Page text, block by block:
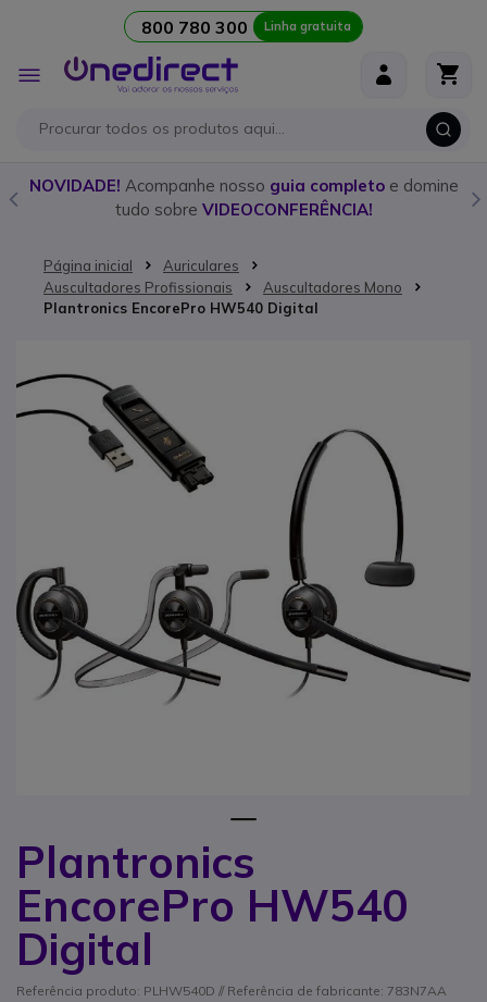
800 780 300 Linha gratuita
Alternar
Nav
NOVIDADE! Acompanhe nosso guia completoe domine
tudo sobre VIDEOCONFERÊNCIA!
Página inicial
Auriculares
Auscultadores Profissionais
Auscultadores Mono
Plantronics EncorePro HW540 Digital
Plantronics
EncorePro HW540
Digital
Referência produto: PLHW540D // Referência de fabricante: 783N7AA
Saltar para o início da Galeria de imagens